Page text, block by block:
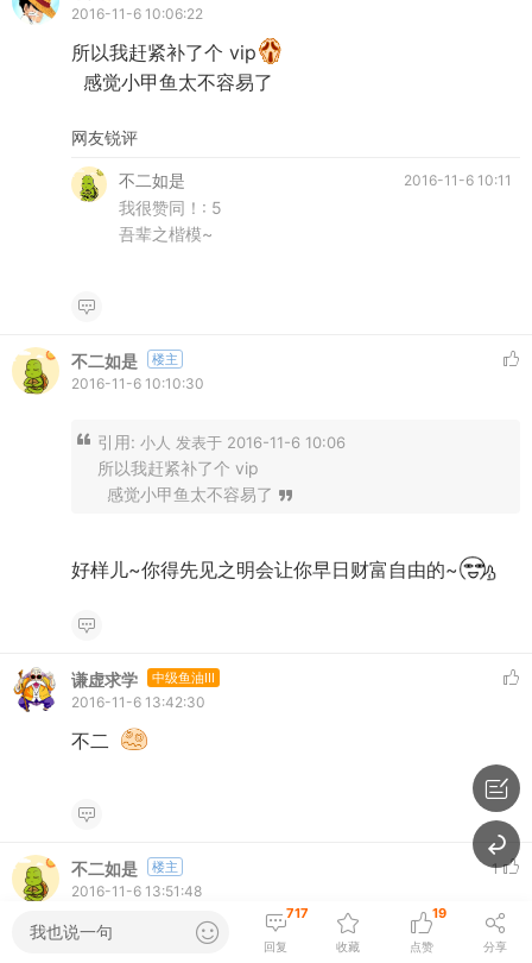
2016-11-6 10:06:22
所以我赶紧补了个 vip
感觉小甲鱼太不容易了
网友锐评
2016-11-6 10:11
不二如是
我很赞同！: 5
吾辈之楷模~
不二如是 楼主
2016-11-6 10:10:30
引用: 小人 发表于 2016-11-6 10:06
所以我赶紧补了个 vip
感觉小甲鱼太不容易了
好样儿~你得先见之明会让你早日财富自由的~
谦虚求学 中级鱼油III
2016-11-6 13:42:30
不二
不二如是 楼主
1
2016-11-6 13:51:48
谦虚求学 发表于 2016-11-6 13:42
我也说一句
回复
717
收藏
19
点赞 分享